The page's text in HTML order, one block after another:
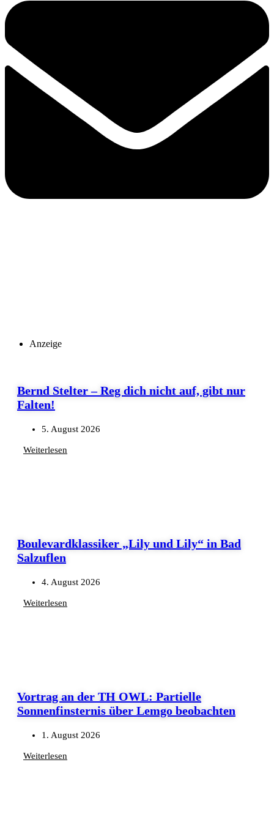
Anzeige
Bernd Stelter – Reg dich nicht auf, gibt nur
Falten!
5. August 2026
Weiterlesen
Boulevardklassiker „Lily und Lily“ in Bad
Salzuflen
4. August 2026
Weiterlesen
Vortrag an der TH OWL: Partielle
Sonnenfinsternis über Lemgo beobachten
1. August 2026
Weiterlesen